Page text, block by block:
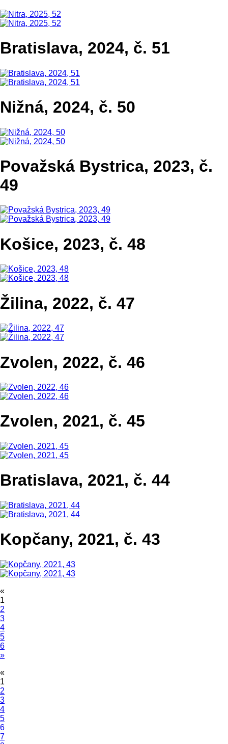
Bratislava, 2024, č. 51
Nižná, 2024, č. 50
Považská Bystrica, 2023, č.
49
Košice, 2023, č. 48
Žilina, 2022, č. 47
Zvolen, 2022, č. 46
Zvolen, 2021, č. 45
Bratislava, 2021, č. 44
Kopčany, 2021, č. 43
«
1
2
3
4
5
6
»
«
1
2
3
4
5
6
7